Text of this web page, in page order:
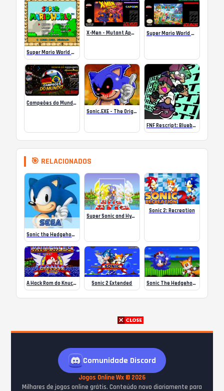
Super Mario World SA-1 Online
X-Men – Mutant Apocalypse Rebalanced Online Super Mario World Mix Online
Campeões do Mundo (ISS) Online
Sonic.EXE – The Original Game Online
FNF Rescript: Blueballed
🎯 RELACIONADOS
Sonic the Hedgehog Classic Online
Super Sonic and Hyper Sonic in Sonic 1
Sonic 2: Recreation
A Hack Rom do Knucles em Sonic 1! Sonic 2 Extended Sonic The Hedgehog 2 but I want to die
Comunidade Discord
Jogos Online Wx © 2026
Milhares de jogos online grátis. Conteúdo novo diariamente para